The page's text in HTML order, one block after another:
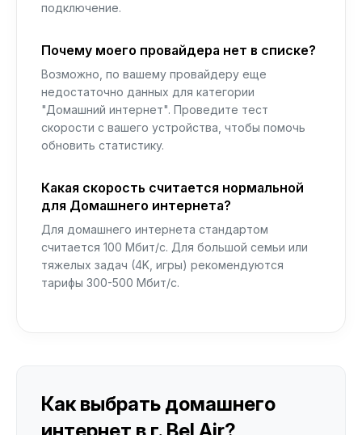
подключение.
Почему моего провайдера нет в списке?
Возможно, по вашему провайдеру еще
недостаточно данных для категории
"Домашний интернет". Проведите тест
скорости с вашего устройства, чтобы помочь
обновить статистику.
Какая скорость считается нормальной
для Домашнего интернета?
Для домашнего интернета стандартом
считается 100 Мбит/с. Для большой семьи или
тяжелых задач (4K, игры) рекомендуются
тарифы 300-500 Мбит/с.
Как выбрать домашнего